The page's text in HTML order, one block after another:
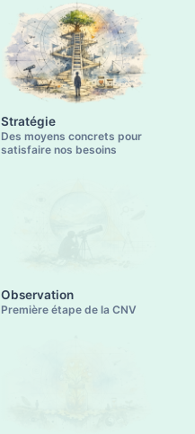
Stratégie
Des moyens concrets pour
satisfaire nos besoins
Observation
Première étape de la CNV